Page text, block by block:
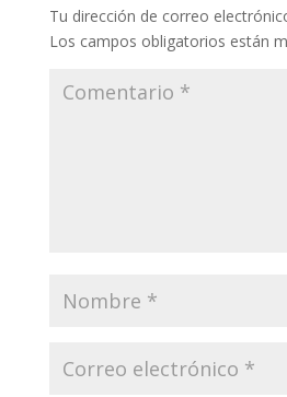
Tu dirección de correo
Los campos obligatorios están